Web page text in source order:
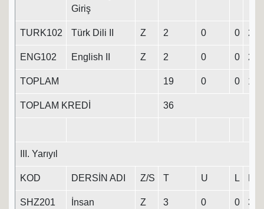
Giriş
TURK102 Türk Dili II Z 2 0 0 2
ENG102 English II Z 2 0 0 2
TOPLAM 19 0 0 19
TOPLAM KREDİ 36
III. Yarıyıl
KOD DERSİN ADI Z/S T U L
SHZ201
İnsan
Z 3 0 0 3